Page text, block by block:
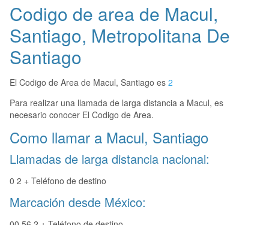
Codigo de area de Macul,
Santiago, Metropolitana De
Santiago
El Codigo de Area de Macul, Santiago es 2
Para realizar una llamada de larga distancia a Macul, es
necesario conocer El Codigo de Area.
Como llamar a Macul, Santiago
Llamadas de larga distancia nacional:
0 2 + Teléfono de destino
Marcación desde México: